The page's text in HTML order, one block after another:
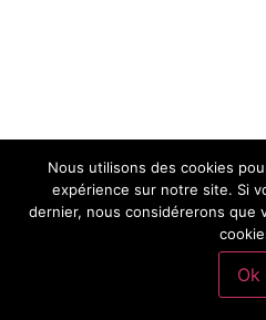
Nous utilisons des cookies
expérience sur notre site. Si
dernier, nous considérerons que
Ok